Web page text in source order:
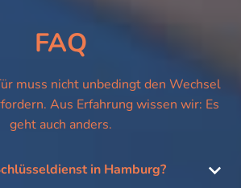
FAQ
muss nicht unbedingt den Wechsel
Aus Erfahrung wissen wir: Es
geht auch anders.
in Hamburg?